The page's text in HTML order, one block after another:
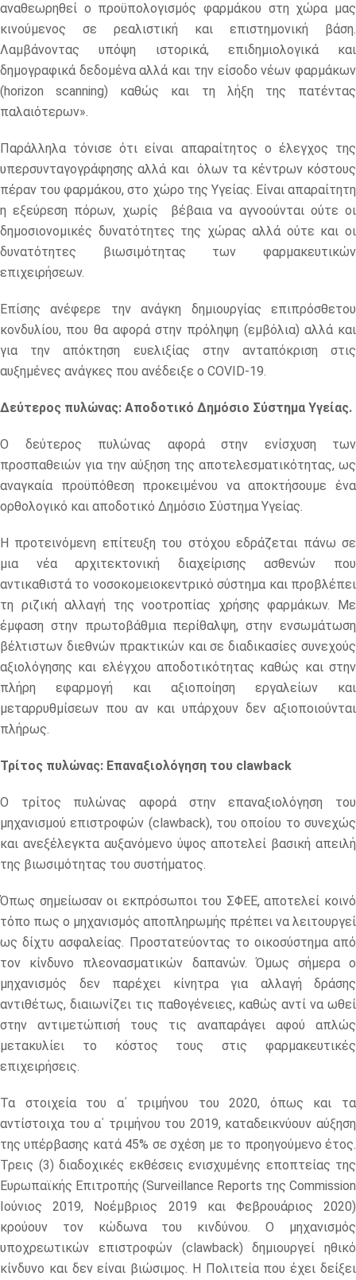
αναθεωρηθεί ο προϋπολογισμός φαρμάκου στη χώρα μας
κινούμενος σε ρεαλιστική και επιστημονική βάση.
Λαμβάνοντας υπόψη ιστορικά, επιδημιολογικά και
δημογραφικά δεδομένα αλλά και την είσοδο νέων φαρμάκων
(horizon scanning) καθώς και τη λήξη της πατέντας
παλαιότερων».
Παράλληλα τόνισε ότι είναι απαραίτητος ο έλεγχος της
υπερσυνταγογράφησης αλλά και όλων τα κέντρων κόστους
πέραν του φαρμάκου, στο χώρο της Υγείας. Είναι απαραίτητη
η εξεύρεση πόρων, χωρίς βέβαια να αγνοούνται ούτε οι
δημοσιονομικές δυνατότητες της χώρας αλλά ούτε και οι
δυνατότητες βιωσιμότητας των φαρμακευτικών
επιχειρήσεων.
Επίσης ανέφερε την ανάγκη δημιουργίας επιπρόσθετου
κονδυλίου, που θα αφορά στην πρόληψη (εμβόλια) αλλά και
για την απόκτηση ευελιξίας στην ανταπόκριση στις
αυξημένες ανάγκες που ανέδειξε ο COVID-19.
Δεύτερος πυλώνας: Αποδοτικό Δημόσιο Σύστημα Υγείας.
Ο δεύτερος πυλώνας αφορά στην ενίσχυση των
προσπαθειών για την αύξηση της αποτελεσματικότητας, ως
αναγκαία προϋπόθεση προκειμένου να αποκτήσουμε ένα
ορθολογικό και αποδοτικό Δημόσιο Σύστημα Υγείας.
Η προτεινόμενη επίτευξη του στόχου εδράζεται πάνω σε
μια νέα αρχιτεκτονική διαχείρισης ασθενών που
αντικαθιστά το νοσοκομειοκεντρικό σύστημα και προβλέπει
τη ριζική αλλαγή της νοοτροπίας χρήσης φαρμάκων. Με
έμφαση στην πρωτοβάθμια περίθαλψη, στην ενσωμάτωση
βέλτιστων διεθνών πρακτικών και σε διαδικασίες συνεχούς
αξιολόγησης και ελέγχου αποδοτικότητας καθώς και στην
πλήρη εφαρμογή και αξιοποίηση εργαλείων και
μεταρρυθμίσεων που αν και υπάρχουν δεν αξιοποιούνται
πλήρως.
Τρίτος πυλώνας: Επαναξιολόγηση του clawback
Ο τρίτος πυλώνας αφορά στην επαναξιολόγηση του
μηχανισμού επιστροφών (clawback), του οποίου το συνεχώς
και ανεξέλεγκτα αυξανόμενο ύψος αποτελεί βασική απειλή
της βιωσιμότητας του συστήματος.
Όπως σημείωσαν οι εκπρόσωποι του ΣΦΕΕ, αποτελεί κοινό
τόπο πως ο μηχανισμός αποπληρωμής πρέπει να λειτουργεί
ως δίχτυ ασφαλείας. Προστατεύοντας το οικοσύστημα από
τον κίνδυνο πλεονασματικών δαπανών. Όμως σήμερα ο
μηχανισμός δεν παρέχει κίνητρα για αλλαγή δράσης
αντιθέτως, διαιωνίζει τις παθογένειες, καθώς αντί να ωθεί
στην αντιμετώπισή τους τις αναπαράγει αφού απλώς
μετακυλίει το κόστος τους στις φαρμακευτικές
επιχειρήσεις.
Τα στοιχεία του α΄ τριμήνου του 2020, όπως και τα
αντίστοιχα του α΄ τριμήνου του 2019, καταδεικνύουν αύξηση
της υπέρβασης κατά 45% σε σχέση με το προηγούμενο έτος.
Τρεις (3) διαδοχικές εκθέσεις ενισχυμένης εποπτείας της
Ευρωπαϊκής Επιτροπής (Surveillance Reports της Commission
Ιούνιος 2019, Νοέμβριος 2019 και Φεβρουάριος 2020)
κρούουν τον κώδωνα του κινδύνου. Ο μηχανισμός
υποχρεωτικών επιστροφών (clawback) δημιουργεί ηθικό
κίνδυνο και δεν είναι βιώσιμος. Η Πολιτεία που έχει δείξει